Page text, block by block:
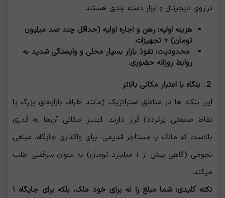
ترازوی دیجیتال و ابزار دسته بندی هستند.
هزینه اولیه: رهن و اجاره اولیه (حداقل چند صد میلیون
تومان) + تجهیزات.
محدودیت: نفوذ بازار بسیار محلی و وابستگی شدید به
روابط روزانه حضوری.
２. بنگاه با اعتبار مکانی بالاتر
این بنگاه ‌ها در مناطق استراتژیک (مانند اطراف بازارهای بزرگ یا
نقاط صنعتی پرتردد) قرار دارند. اعتبار مکانی آن‌ها به قدری
بالاست که مالک یا مستأجر قدیمی، برای واگذاری جایگاه، مبلغی
نجومی (گاهی بیش از ۱ میلیارد تومان) به عنوان سرقفلی طلب
میکند.
نکته کلیدی: شما مبلغ را نه برای خود ملک، بلکه برای جایگاه ۱